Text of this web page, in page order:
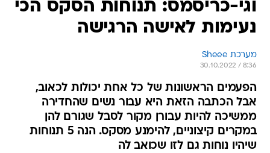
וגי-כריסמס: תנוחות הסקס הכי
נעימות לאישה הרגישה
מערכת Sheee
30.10.2022 / 8:36
הפעמים הראשונות של כל אחת יכולות לכאוב,
אבל הכתבה הזאת היא עבור נשים שהחדירה
ממשיכה להיות עבורן מקור לסבל שגורם להן
במקרים קיצוניים, להימנע מסקס. הנה 5 תנוחות
שיהיו נוחות גם לזו שכואב לה